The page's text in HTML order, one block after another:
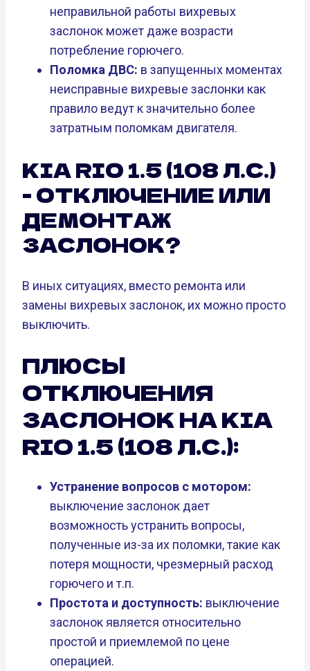
неправильной работы вихревых
заслонок может даже возрасти
потребление горючего.
Поломка ДВС: в запущенных моментах
неисправные вихревые заслонки как
правило ведут к значительно более
затратным поломкам двигателя.
KIA RIO 1.5 (108 Л.С.)
- ОТКЛЮЧЕНИЕ ИЛИ
ДЕМОНТАЖ
ЗАСЛОНОК?
В иных ситуациях, вместо ремонта или
замены вихревых заслонок, их можно просто
выключить.
ПЛЮСЫ
ОТКЛЮЧЕНИЯ
ЗАСЛОНОК НА KIA
RIO 1.5 (108 Л.С.):
Устранение вопросов с мотором:
выключение заслонок дает
возможность устранить вопросы,
полученные из-за их поломки, такие как
потеря мощности, чрезмерный расход
горючего и т.п.
Простота и доступность: выключение
заслонок является относительно
простой и приемлемой по цене
операцией.